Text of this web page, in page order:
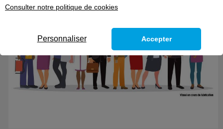
Consulter notre politique de cookies
Personnaliser Accepter